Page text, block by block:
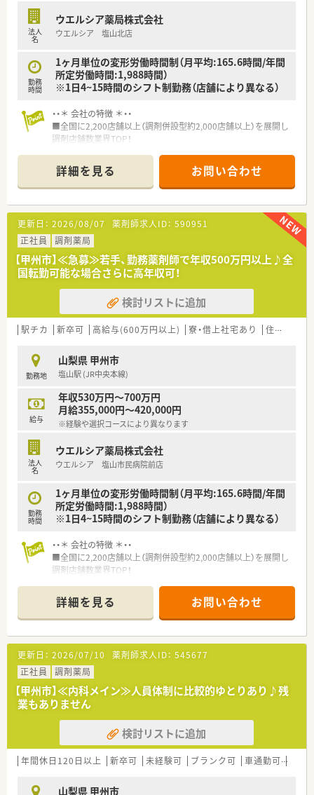
法人
名
ウエルシア薬局株式会社
ウエルシア 塩山北店
勤務
時間
1ヶ月単位の変形労働時間制（月平均:165.6時間/年間
所定労働時間:1,988時間）
※1日4~15時間のシフト制勤務（店舗により異なる）
・・＊ 会社の特徴 ＊・・
■全国に2,200店舗以上（調剤併設型約2,000店舗以上）を展開し
調剤店舗数業界TOP！
頑張り次第で高給与も可能！
■経験や勤務コースによりますが、経験の少ない方でも500万前
半スタートと業界TOP水準！
■職種や職域に合わせ、豊富な社内研修や外部組織と連携した研
修を用意されています
■薬剤師が中心の会社だからこそ活躍できるキャリアパスが多
種多様に用意されています。
■店舗拡大に伴い、エリアマネジャーや営業部長等のマネジメン
トのポジションも増えます。
■在宅や教育等の専門性を活かせるスペシャリストを目指すこ
とも可能です。
■その他にも、管理部門や商品部門等の本社スタッフなど活動領
域は多種多様です。
■在宅実施店舗は年々増加しており、在宅医療へもしっかりと関
■育児休暇は3歳まで取得が可能で、時短制度は小学5年生まで
時短勤務ができるよう変更予定です。
■年間休日が120日とワークライフバランスが整っています
■日用品から常備薬まで、従業員割引制度など嬉しいメリットも
たくさんあります！
詳細を見る お問い合わせ
更新日： 2026/08/07 薬剤師求人ID： 590951
正社員
調剤薬局
【甲州市】≪急募≫若手、勤務薬剤師で年収500万円以上♪全
国転勤可能な場合さらに高年収可！
検討リストに追加
駅チカ 新卒可 高給与(600万円以上) 寮・借上社宅あり 住宅補助(手当)あり
勤務地
山梨県 甲州市
塩山駅 (JR中央本線)
給与
年収530万円～700万円
月給355,000円～420,000円
※経験や選択コースにより異なります
法人
名
ウエルシア薬局株式会社
ウエルシア 塩山市民病院前店
勤務
時間
1ヶ月単位の変形労働時間制（月平均:165.6時間/年間
所定労働時間:1,988時間）
※1日4~15時間のシフト制勤務（店舗により異なる）
・・＊ 会社の特徴 ＊・・
■全国に2,200店舗以上（調剤併設型約2,000店舗以上）を展開し
調剤店舗数業界TOP！
頑張り次第で高給与も可能！
■経験や勤務コースによりますが、経験の少ない方でも500万前
半スタートと業界TOP水準！
■職種や職域に合わせ、豊富な社内研修や外部組織と連携した研
修を用意されています
■薬剤師が中心の会社だからこそ活躍できるキャリアパスが多
種多様に用意されています。
■店舗拡大に伴い、エリアマネジャーや営業部長等のマネジメン
トのポジションも増えます。
■在宅や教育等の専門性を活かせるスペシャリストを目指すこ
とも可能です。
■その他にも、管理部門や商品部門等の本社スタッフなど活動領
域は多種多様です。
■在宅実施店舗は年々増加しており、在宅医療へもしっかりと関
■育児休暇は3歳まで取得が可能で、時短制度は小学5年生まで
詳細を見る お問い合わせ
更新日： 2026/07/10 薬剤師求人ID： 545677
正社員
調剤薬局
【甲州市】≪内科メイン≫人員体制に比較的ゆとりあり♪残
業もありません
検討リストに追加
年間休日120日以上 新卒可 未経験可 ブランク可 車通勤可
山梨県 甲州市